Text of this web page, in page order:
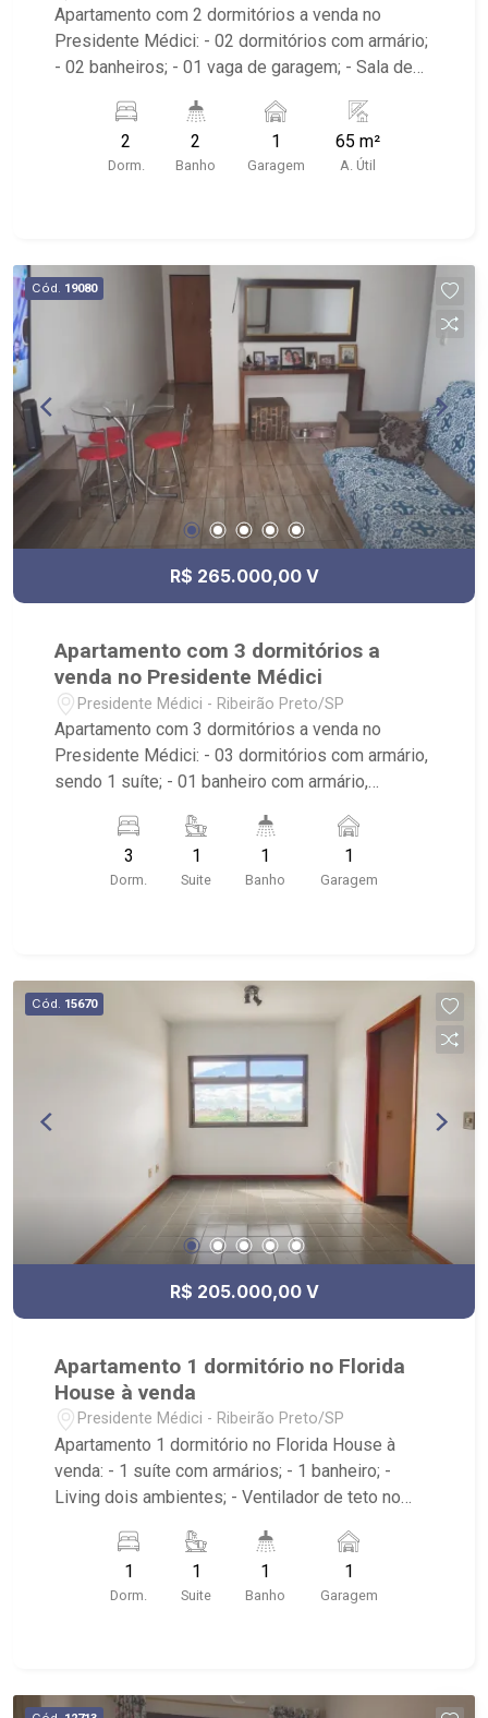
Apartamento com 2 dormitórios a venda no
Presidente Médici: - 02 dormitórios com armário;
- 02 banheiros; - 01 vaga de garagem; - Sala de
portaria 12h, portão eletrônico e elevador; -
Próximo ao Assaí Atacadista, Sesi, Av.
Presidente Castelo Branco e Estádio Doutor
2
Dorm.
2
Banho
1
Garagem
65 m²
A. Útil
Cód. 19080
R$ 265.000,00 V
Apartamento com 3 dormitórios a
venda no Presidente Médici
Presidente Médici - Ribeirão Preto/SP
Apartamento com 3 dormitórios a venda no
Presidente Médici: - 03 dormitórios com armário,
sendo 1 suíte; - 01 banheiro com armário,
Sala de TV; - Ventilador de teto; - Cozinha; - Área
de Serviço; - Sacada; - Churrasqueira; - Edifício
com portaria 12hrs, elevador, piscina e área com
3
Dorm.
1
Suite
1
Banho
1
Garagem
Cód. 15670
R$ 205.000,00 V
Apartamento 1 dormitório no Florida
House à venda
Presidente Médici - Ribeirão Preto/SP
Apartamento 1 dormitório no Florida House à
venda: - 1 suíte com armários; - 1 banheiro; -
Living dois ambientes; - Ventilador de teto no
serviço; - condomínio com: Piscina, sauna e
academia: - Próximo ao Assaí Atacadista, Sesi
Ribeirão Preto, EMPÓRIO CASTELO e Unaerp
1
Dorm.
1
Suite
1
Banho
1
Garagem